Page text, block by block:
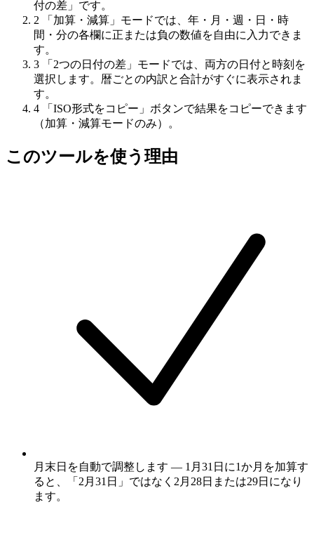
付の差」です。
2
「加算・減算」モードでは、年・月・週・日・時
間・分の各欄に正または負の数値を自由に入力できま
す。
3
「2つの日付の差」モードでは、両方の日付と時刻を
選択します。暦ごとの内訳と合計がすぐに表示されま
す。
4
「ISO形式をコピー」ボタンで結果をコピーできます
（加算・減算モードのみ）。
このツールを使う理由
月末日を自動で調整します — 1月31日に1か月を加算す
ると、「2月31日」ではなく2月28日または29日になり
ます。